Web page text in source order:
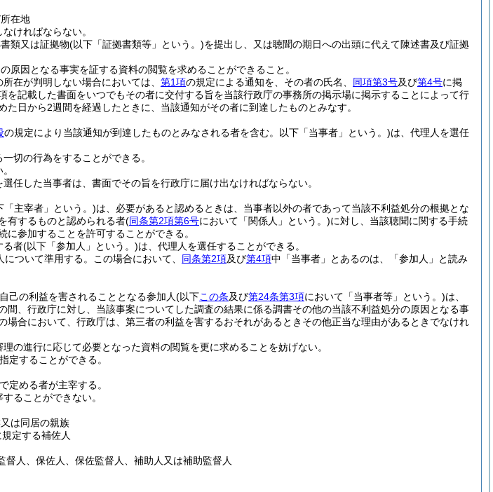
在地
ければならない。
類又は証拠物(以下「証拠書類等」という。)を提出し、又は聴聞の期日への出頭に代えて陳述書及び証拠
原因となる事実を証する資料の閲覧を求めることができること。
在が判明しない場合においては、 第1項の規定による通知を、その者の氏名、 同項第3号及び第4号に掲
を記載した書面をいつでもその者に交付する旨を当該行政庁の事務所の掲示場に掲示することによって行
た日から2週間を経過したときに、当該通知がその者に到達したものとみなす。
の規定により当該通知が到達したものとみなされる者を含む。以下「当事者」という。)は、代理人を選任
切の行為をすることができる。
任した当事者は、書面でその旨を行政庁に届け出なければならない。
「主宰者」という。)は、必要があると認めるときは、当事者以外の者であって当該不利益処分の根拠とな
有するものと認められる者(同条第2項第6号において「関係人」という。)に対し、当該聴聞に関する手続
参加することを許可することができる。
る者(以下「参加人」という。)は、代理人を選任することができる。
について準用する。 この場合において、 同条第2項及び第4項中「当事者」とあるのは、「参加人」と読み
己の利益を害されることとなる参加人(以下この条及び第24条第3項において「当事者等」という。)は、
間、行政庁に対し、当該事案についてした調査の結果に係る調書その他の当該不利益処分の原因となる事
場合において、行政庁は、第三者の利益を害するおそれがあるときその他正当な理由があるときでなけれ
の進行に応じて必要となった資料の閲覧を更に求めることを妨げない。
定することができる。
定める者が主宰する。
ることができない。
は同居の親族
規定する補佐人
人、保佐人、保佐監督人、補助人又は補助監督人